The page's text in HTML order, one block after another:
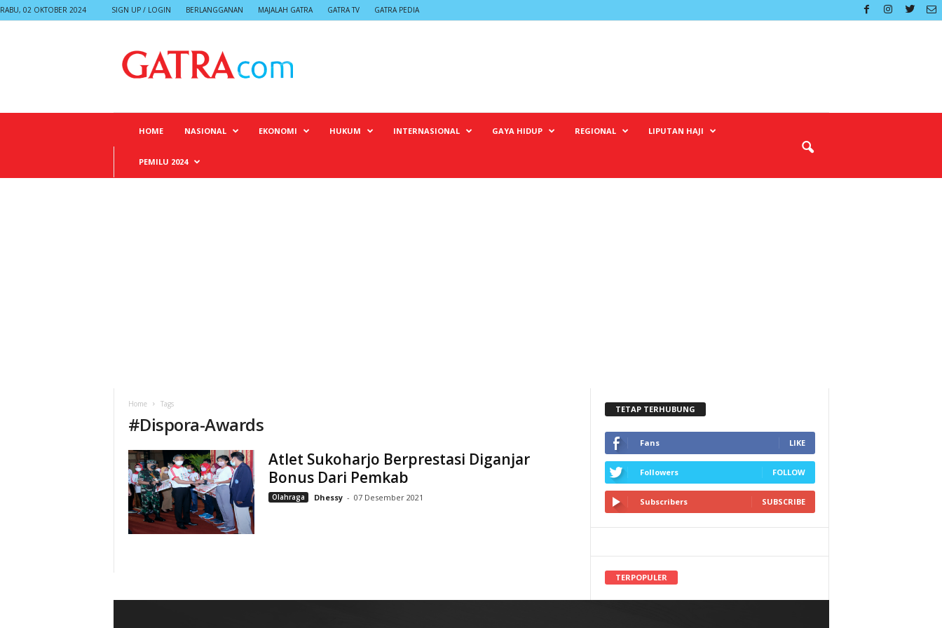
RABU, 02 OKTOBER 2024 SIGN UP / LOGIN BERLANGGANAN MAJALAH GATRA GATRA TV GATRA PEDIA
HOME NASIONAL EKONOMI HUKUM INTERNASIONAL GAYA HIDUP REGIONAL LIPUTAN HAJI
PEMILU 2024
Home Tags
#Dispora-Awards
Atlet Sukoharjo Berprestasi Diganjar
Bonus Dari Pemkab
Olahraga Dhessy - 07 Desember 2021
TETAP TERHUBUNG
Fans LIKE
Followers FOLLOW
Subscribers SUBSCRIBE
TERPOPULER